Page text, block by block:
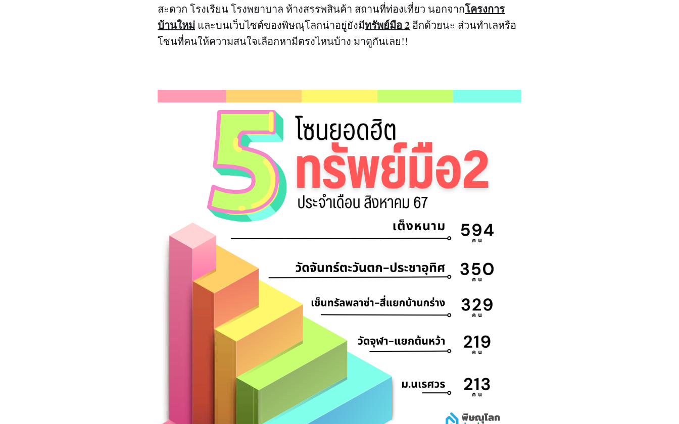
สะดวก โรงเรียน โรงพยาบาล ห้างสรรพสินค้า สถานที่ท่องเที่ยว นอกจากโครงการ
บ้านใหม่ และบนเว็บไซต์ของพิษณุโลกน่าอยู่ยังมีทรัพย์มือ 2 อีกด้วยนะ ส่วนทำเลหรือ
โซนที่คนให้ความสนใจเลือกหามีตรงไหนบ้าง มาดูกันเลย!!